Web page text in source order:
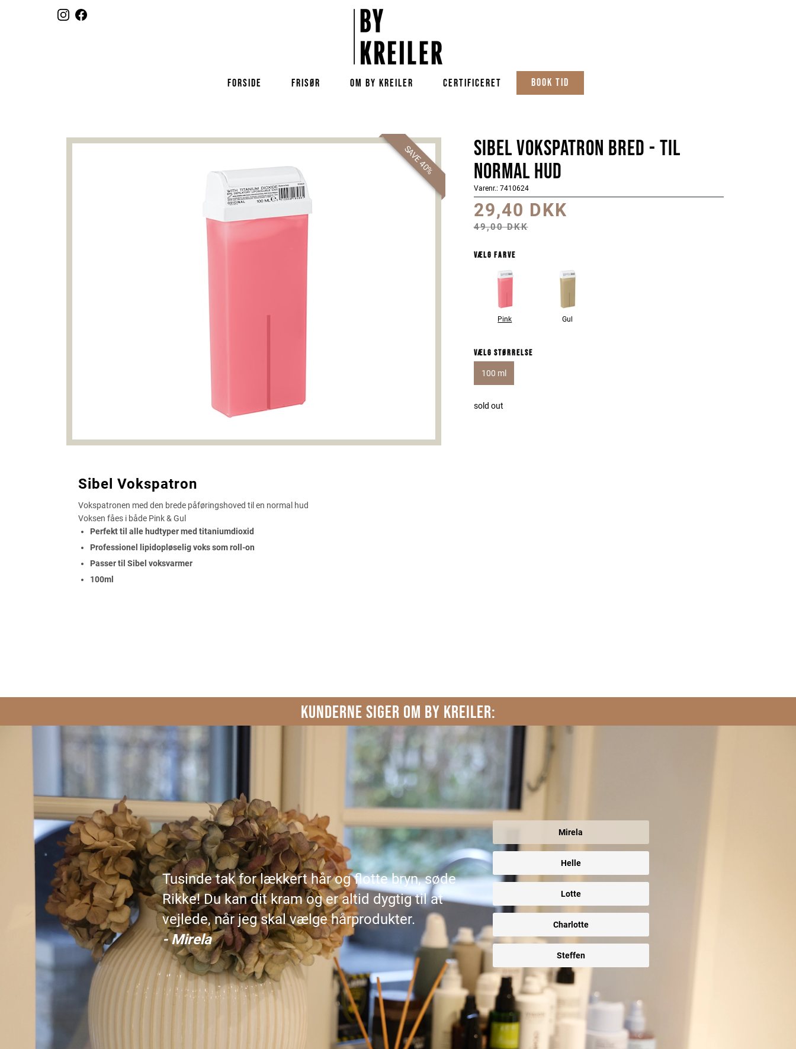
FORSIDE FRISØR OM BY KREILER CERTIFICERET Book tid
SAVE 40%
Sibel Vokspatron
Vokspatronen med den brede påføringshoved til en normal hud
Voksen fåes i både Pink & Gul
Perfekt til alle hudtyper med titaniumdioxid
Professionel lipidopløselig voks som roll-on
Passer til Sibel voksvarmer
100ml
Sibel Vokspatron bred - til
normal hud
Varenr.: 7410624
29,40 DKK
49,00 DKK
Vælg farve
Pink Gul
Vælg størrelse
100 ml
sold out
KUNDERNE SIGER OM BY KREILER:
Mirela
Helle
Lotte
Charlotte
Steffen
Tusinde tak for lækkert hår og flotte bryn, søde
Rikke! Du kan dit kram og er altid dygtig til at
vejlede, når jeg skal vælge hårprodukter.
- Mirela